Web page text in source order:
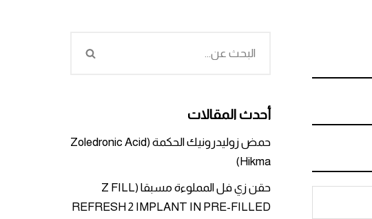
أحدث المقالات
حمض زوليدرونيك الحكمة (Zoledronic Acid
Hikma)
حقن زي فل المملوءة مسبقا (Z FILL
REFRESH 2 IMPLANT IN PRE-FILLED